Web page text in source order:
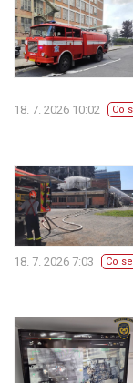
18. 7. 2026 10:02 Co
18. 7. 2026 7:03 Co